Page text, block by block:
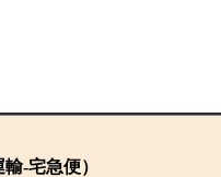
輸-宅急便）